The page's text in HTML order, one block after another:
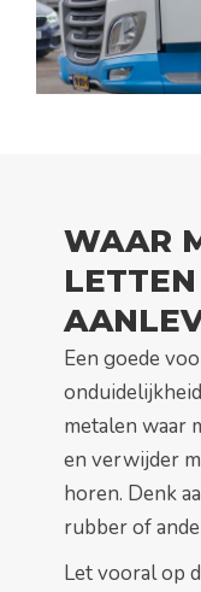
WAAR
Een goede
metalen waar
en verwijder
horen. Denk
rubber of
Let vooral op